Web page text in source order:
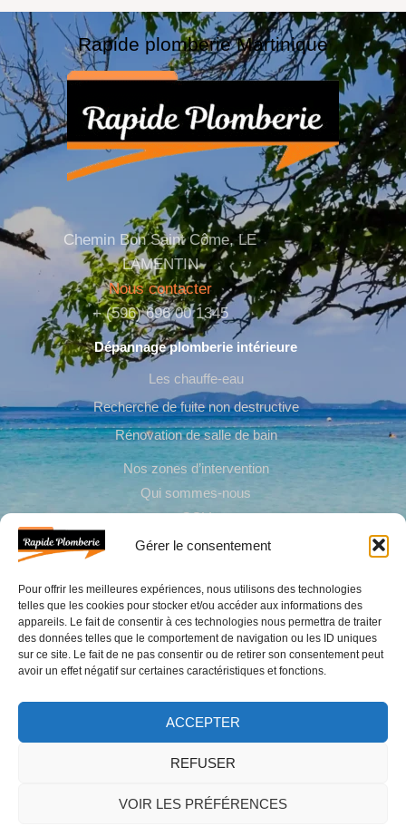
Gérer le consentement
Pour offrir les meilleures expériences, nous utilisons des technologies
telles que les cookies pour stocker et/ou accéder aux informations des
appareils. Le fait de consentir à ces technologies nous permettra de traiter
des données telles que le comportement de navigation ou les ID uniques
sur ce site. Le fait de ne pas consentir ou de retirer son consentement peut
avoir un effet négatif sur certaines caractéristiques et fonctions.
ACCEPTER
REFUSER
VOIR LES PRÉFÉRENCES
Rapide plomberie Martinique
Chemin Bon Saint Côme, LE
LAMENTIN
Nous contacter
+ (596) 696 00 1345
Dépannage plomberie intérieure
Les chauffe-eau
Recherche de fuite non destructive
Rénovation de salle de bain
Nos zones d’intervention
Qui sommes-nous
CGV
Installation citerne d’eau
Réparer une fuite d’eau après compteur
Installation évacuation eaux usées & pluviales
COPYRIGHT © 2026 | RAPIDE PLOMBERIE